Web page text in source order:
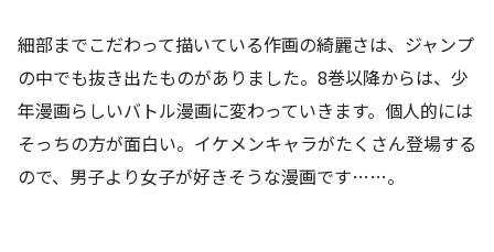
細部までこだわって描いている作画の綺麗さは、ジャンプ
の中でも抜き出たものがありました。8巻以降からは、少
年漫画らしいバトル漫画に変わっていきます。個人的には
そっちの方が面白い。イケメンキャラがたくさん登場する
ので、男子より女子が好きそうな漫画です……。